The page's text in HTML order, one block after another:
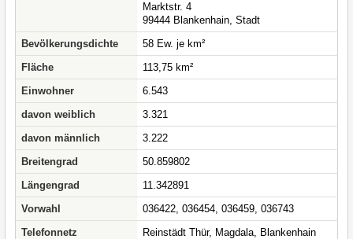
Marktstr. 4
99444 Blankenhain, Stadt
Bevölkerungsdichte
58 Ew. je km²
Fläche
113,75 km²
Einwohner
6.543
davon weiblich
3.321
davon männlich
3.222
Breitengrad
50.859802
Längengrad
11.342891
Vorwahl
036422, 036454, 036459, 036743
Telefonnetz
Reinstädt Thür, Magdala, Blankenhain